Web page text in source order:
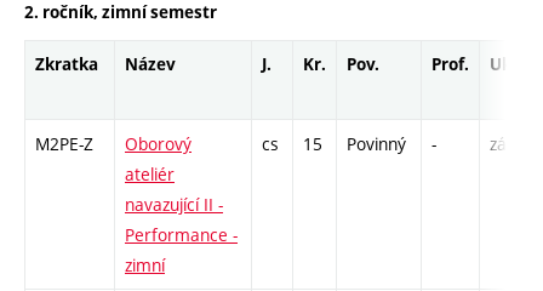
2. ročník, zimní semestr
Zkratka Název J. Kr. Pov. Prof. Uk.
M2PE-Z
Oborový
ateliér
navazující II -
Performance -
zimní
cs 15 Povinný - zá